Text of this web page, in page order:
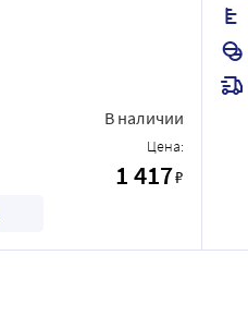
В наличии
Цена:
1 417₽